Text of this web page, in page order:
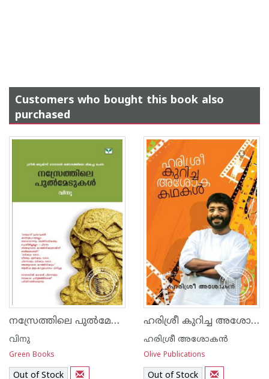
Customers who bought this book also
purchased
നസ്രേത്തിലെ പുല്‍മേടുകള്‍
വിനു
Green Books
Out of Stock
ഹരിശ്രീ കുറിച്ച അശോക കഥകള്‍
ഹരിശ്രീ അശോക‌ന്‍
Olive Publications
Out of Stock